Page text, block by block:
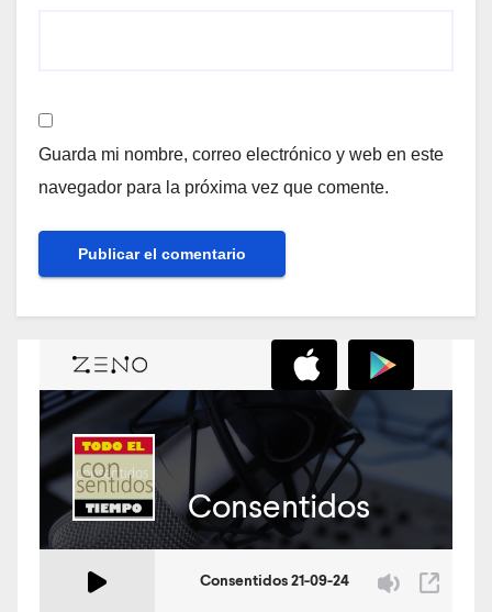
Guarda mi nombre, correo electrónico y web en este
navegador para la próxima vez que comente.